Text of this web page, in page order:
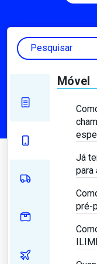
Pesquisar
Móvel
Já
para
pré-